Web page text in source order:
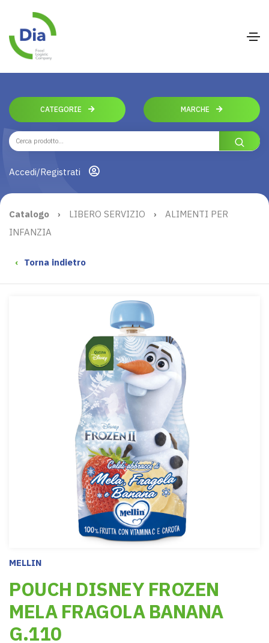
CATEGORIE MARCHE
Accedi/Registrati
Catalogo › LIBERO SERVIZIO ›
ALIMENTI PER
INFANZIA
‹ Torna indietro
MELLIN
POUCH DISNEY FROZEN
MELA FRAGOLA BANANA
G.110